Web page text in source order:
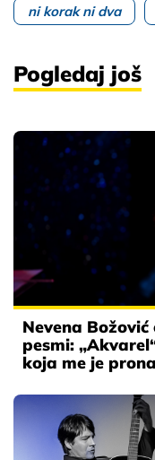
ni korak ni dva
Pogledaj još
Nevena Božović
pesmi:
koja me je